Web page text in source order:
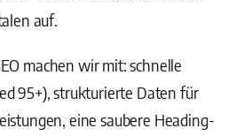
auf.
machen wir mit: schnelle
95+), strukturierte Daten für
eine saubere Heading-